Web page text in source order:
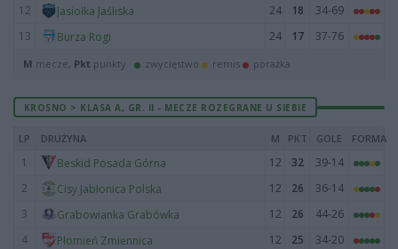
12
Jasiołka Jaśliska 24 18
34-69
13
Burza Rogi 24 17 37-76
M mecze, Pkt punkty · zwycięstwo remis porażka
KROSNO > KLASA A, GR. II - MECZE ROZEGRANE U SIEBIE
LP DRUŻYNA M PKT GOLE FORMA
1 Beskid Posada Górna 12 32
39-14
2
Cisy Jabłonica Polska 12 26
36-14
3
Grabowianka Grabówka 12 26
44-26
4
Płomień Zmiennica 12 25
34-20